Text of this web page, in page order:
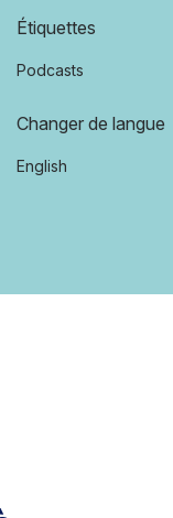
Étiquettes
Podcasts
Changer de langue
English